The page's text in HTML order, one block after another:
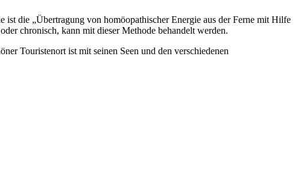
die „Übertragung von homöopathischer Energie aus der Ferne mit Hilfe
chronisch, kann mit dieser Methode behandelt werden.
Touristenort ist mit seinen Seen und den verschiedenen